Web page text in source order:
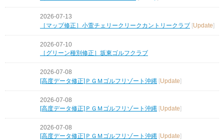
2026-07-13
［マップ修正］小萱チェリークリークカントリークラブ [Update]
2026-07-10
［グリーン種別修正］坂東ゴルフクラブ
2026-07-08
[高度データ修正]ＰＧＭゴルフリゾート沖縄 [Update]
2026-07-08
[高度データ修正]ＰＧＭゴルフリゾート沖縄 [Update]
2026-07-08
[高度データ修正]ＰＧＭゴルフリゾート沖縄 Update